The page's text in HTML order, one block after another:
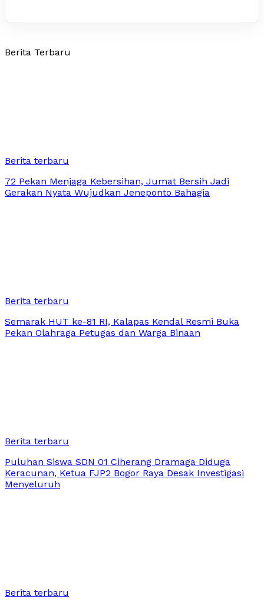
Berita Terbaru
Berita terbaru
72 Pekan Menjaga Kebersihan, Jumat Bersih Jadi
Gerakan Nyata Wujudkan Jeneponto Bahagia
Berita terbaru
Semarak HUT ke-81 RI, Kalapas Kendal Resmi Buka
Pekan Olahraga Petugas dan Warga Binaan
Berita terbaru
Puluhan Siswa SDN 01 Ciherang Dramaga Diduga
Keracunan, Ketua FJP2 Bogor Raya Desak Investigasi
Menyeluruh
Berita terbaru